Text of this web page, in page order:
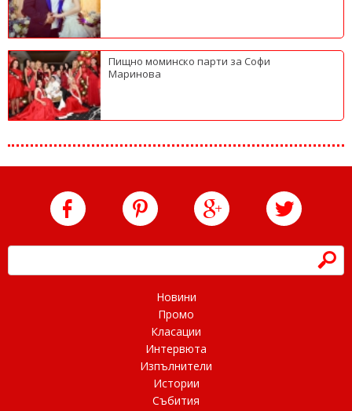
Пищно моминско парти за Софи
Маринова
h
Новини
Промо
Класации
Интервюта
Изпълнители
Истории
Събития